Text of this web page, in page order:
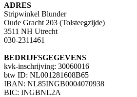
ADRES
Stripwinkel Blunder
Oude Gracht 203 (Tolsteegzijde)
3511 NH Utrecht
030-2311461
BEDRIJFSGEGEVENS
kvk-inschrijving: 30060016
btw ID: NL001281608B65
IBAN: NL85INGB0004070938
BIC: INGBNL2A